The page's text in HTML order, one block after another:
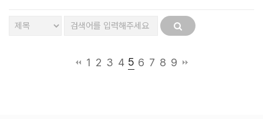
1 2 3 4 5 6 7 8 9